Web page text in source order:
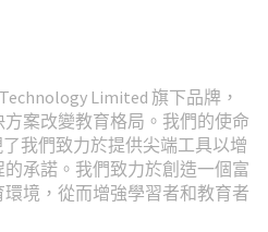
Limited 旗下品牌，
案改變教育格局。我們的使命
我們致力於提供尖端工具以增
承諾。我們致力於創造一個富
境，從而增強學習者和教育者